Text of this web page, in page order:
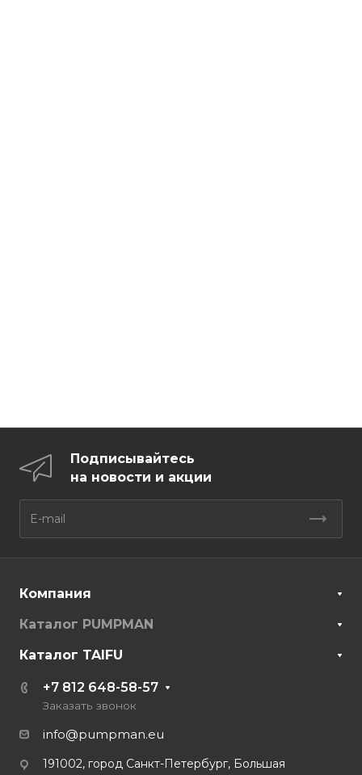
Подписывайтесь
на новости и акции
Компания
Каталог PUMPMAN
Каталог TAIFU
+7 812 648-58-57
Заказать звонок
info@pumpman.eu
191002, город Санкт-Петербург, Большая